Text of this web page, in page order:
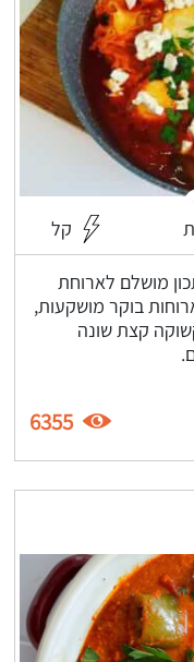
קל
- מתכון מושלם לארוחת
בוקר מושקעות,
קצת שונה
6355